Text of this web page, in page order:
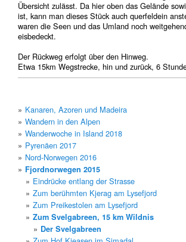
Übersicht zulässt. Da hier oben das Gelände
ist, kann man dieses Stück auch querfeldein
waren die Seen und das Umland noch
eisbedeckt.
Der Rückweg erfolgt über den Hinweg.
Etwa 15km Wegstrecke, hin und zurück, 6
Kanaren, Azoren und Madeira
Wandern in den Alpen
Wanderwoche in Island 2018
Pyrenäen 2017
Nord-Norwegen 2016
Fjordnorwegen 2015
Eindrücke entlang der Strasse
Zum berühmten Kjerag am Lysefjord
Zum Preikestolen am Lysefjord
Zum Svelgabreen, 15 km Wildnis
Der Svelgabreen